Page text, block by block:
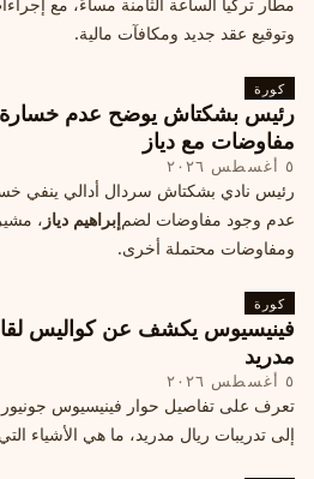
وتوقيع عقد جديد ومكافآت مالية.
كورة
رئيس بشكتاش يوضح عدم خسارة
مفاوضات مع دياز
٥ أغسطس ٢٠٢٦
رئيس نادي بشكتاش سردال أدالي ينفي
عدم وجود مفاوضات لضمإبراهيم دياز ،
ومفاوضات محتملة أخرى.
كورة
فينيسيوس يكشف عن كواليس
مدريد
٥ أغسطس ٢٠٢٦
تعرف على تفاصيل حوار فينيسيوس جونيور
إلى تدريبات ريال مدريد، ما هي الأشياء